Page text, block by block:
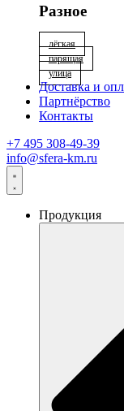
Разное
лёгкая
парящая
улица
Доставка и
Партнёрство
Контакты
+7 495 308-49-39
info@sfera-km.ru
Продукция